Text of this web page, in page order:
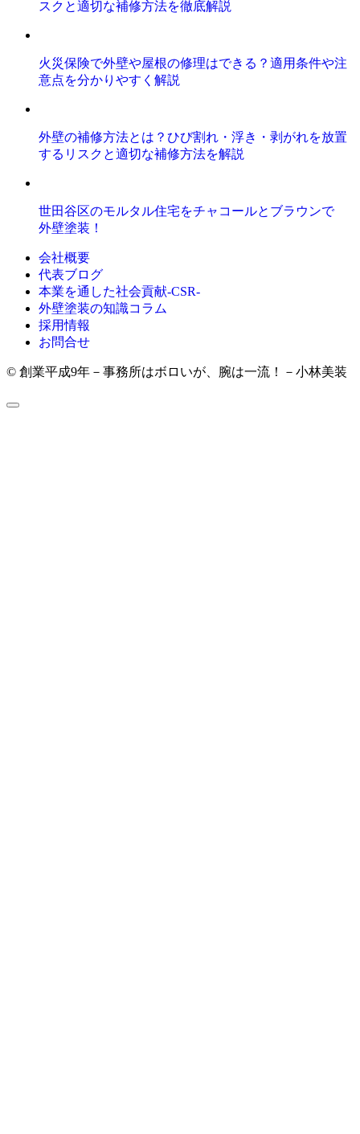
スクと適切な補修方法を徹底解説
火災保険で外壁や屋根の修理はできる？適用条件や注
意点を分かりやすく解説
外壁の補修方法とは？ひび割れ・浮き・剥がれを放置
するリスクと適切な補修方法を解説
世田谷区のモルタル住宅をチャコールとブラウンで
外壁塗装！
会社概要
代表ブログ
本業を通した社会貢献-CSR-
外壁塗装の知識コラム
採用情報
お問合せ
© 創業平成9年－事務所はボロいが、腕は一流！－小林美装